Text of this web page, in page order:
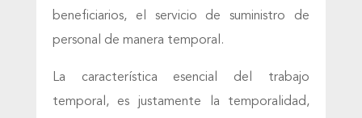
beneficiarios, el servicio de suministro de
personal de manera temporal.
La característica esencial del trabajo
temporal, es justamente la temporalidad,